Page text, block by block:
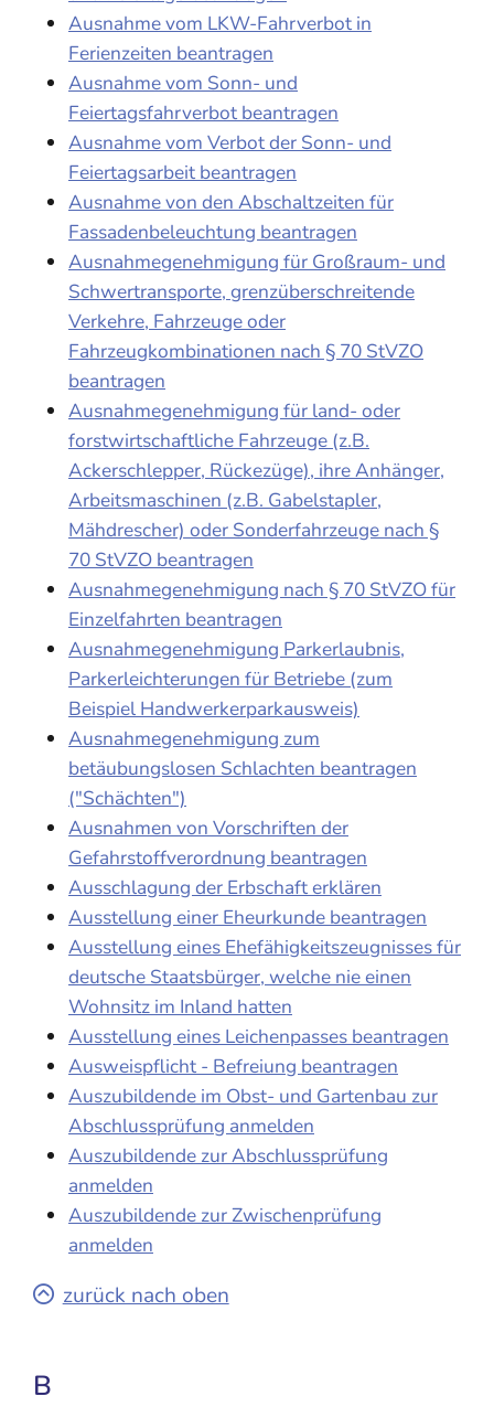
Ausnahme vom LKW-Fahrverbot in
Ferienzeiten beantragen
Ausnahme vom Sonn- und
Feiertagsfahrverbot beantragen
Ausnahme vom Verbot der Sonn- und
Feiertagsarbeit beantragen
Ausnahme von den Abschaltzeiten für
Fassadenbeleuchtung beantragen
Ausnahmegenehmigung für Großraum- und
Schwertransporte, grenzüberschreitende
Verkehre, Fahrzeuge oder
Fahrzeugkombinationen nach § 70 StVZO
beantragen
Ausnahmegenehmigung für land- oder
forstwirtschaftliche Fahrzeuge (z.B.
Ackerschlepper, Rückezüge), ihre Anhänger,
Arbeitsmaschinen (z.B. Gabelstapler,
Mähdrescher) oder Sonderfahrzeuge nach §
70 StVZO beantragen
Ausnahmegenehmigung nach § 70 StVZO für
Einzelfahrten beantragen
Ausnahmegenehmigung Parkerlaubnis,
Parkerleichterungen für Betriebe (zum
Beispiel Handwerkerparkausweis)
Ausnahmegenehmigung zum
betäubungslosen Schlachten beantragen
("Schächten")
Ausnahmen von Vorschriften der
Gefahrstoffverordnung beantragen
Ausschlagung der Erbschaft erklären
Ausstellung einer Eheurkunde beantragen
Ausstellung eines Ehefähigkeitszeugnisses für
deutsche Staatsbürger, welche nie einen
Wohnsitz im Inland hatten
Ausstellung eines Leichenpasses beantragen
Ausweispflicht - Befreiung beantragen
Auszubildende im Obst- und Gartenbau zur
Abschlussprüfung anmelden
Auszubildende zur Abschlussprüfung
anmelden
Auszubildende zur Zwischenprüfung
anmelden
zurück nach oben
B